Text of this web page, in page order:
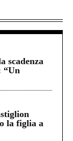
scadenza
“Un
la figlia a